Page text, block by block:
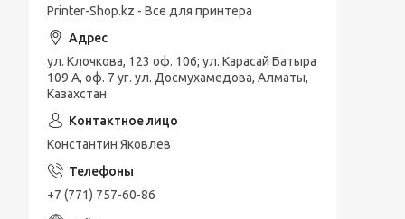
Printer-Shop.kz - Все для принтера
ул. Клочкова, 123 оф. 106; ул. Карасай Батыра
109 А, оф. 7 уг. ул. Досмухамедова, Алматы,
Казахстан
Константин Яковлев
+7 (771) 757-60-86